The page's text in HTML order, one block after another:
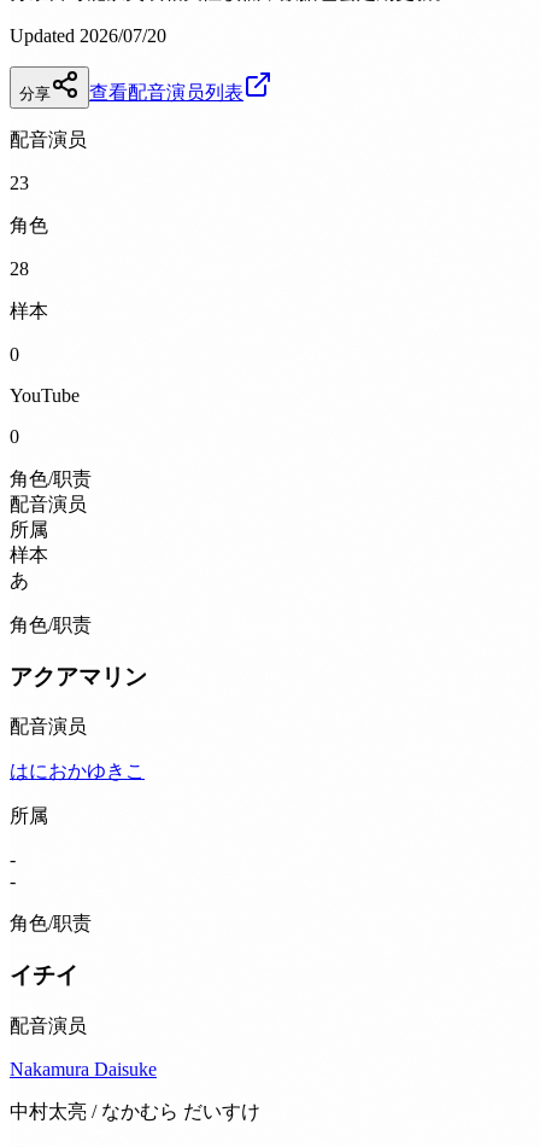
Updated 2026/07/20
分享 查看配音演员列表
配音演员
23
角色
28
样本
0
YouTube
0
角色/职责
配音演员
所属
样本
あ
角色/职责
アクアマリン
配音演员
はにおかゆきこ
所属
-
-
角色/职责
イチイ
配音演员
Nakamura Daisuke
中村太亮 / なかむら だいすけ